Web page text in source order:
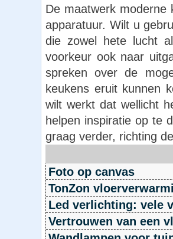
De maatwerk moderne
apparatuur. Wilt u
die zowel hete lucht
voorkeur ook naar
spreken over de
keukens eruit kunnen
wilt werkt dat wellicht
helpen inspiratie op te
graag verder, richting
Foto op canvas
TonZon
Led verlichting: vele
Vertrouwen van een